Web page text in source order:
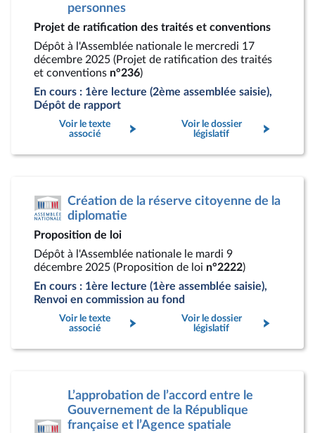
personnes
Projet de ratification des traités et conventions
Dépôt à l'Assemblée nationale le mercredi 17
décembre 2025 (Projet de ratification des traités
et conventions n°236)
En cours : 1ère lecture (2ème assemblée saisie),
Dépôt de rapport
Voir le texte
associé
Voir le dossier
législatif
Création de la réserve citoyenne de la
diplomatie
Proposition de loi
Dépôt à l'Assemblée nationale le mardi 9
décembre 2025 (Proposition de loi n°2222)
En cours : 1ère lecture (1ère assemblée saisie),
Renvoi en commission au fond
Voir le texte
associé
Voir le dossier
législatif
L’approbation de l’accord entre le
Gouvernement de la République
française et l’Agence spatiale